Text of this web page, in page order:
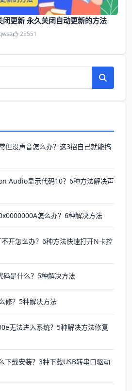
更新 永久关闭自动更新的方法
25551
但没声音怎么办？这3招自己就能搞
Audio显示代码10？6种方法解决声
怎么办？6种解决方法
开怎么办？6种方法快速打开N卡控
码是什么？5种解决方法
修？5种解决方法
无法进入系统？5种解决方法修复
下载安装？3种下载USB转串口驱动